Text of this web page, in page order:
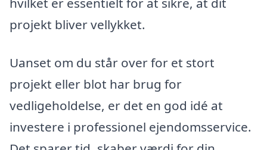
projekt bliver vellykket.
Uanset om du står over for et stort
projekt eller blot har brug for
vedligeholdelse, er det en god idé at
investere i professionel ejendomsservice.